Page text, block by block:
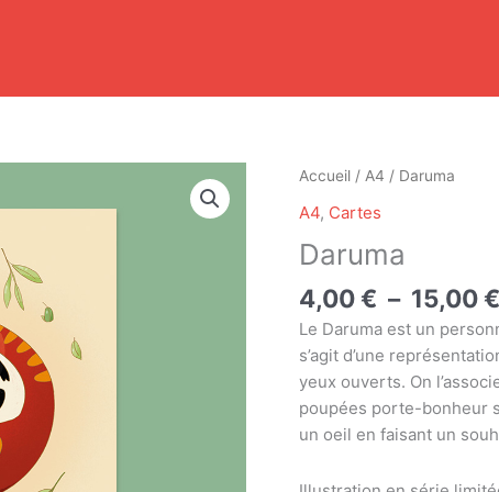
Accueil / A4 / Daruma
A4, Cartes
Daruma
4,00€ – 15,00€
Le Daruma est un
s’agit d’une
yeux ouverts. On
poupées porte-bonheur
un oeil en faisant un
quantité
Daruma